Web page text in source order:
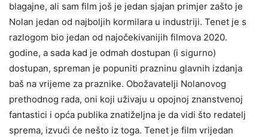
blagajne, ali sam film još je jedan sjajan primjer zašto je
Nolan jedan od najboljih kormilara u industriji. Tenet je s
razlogom bio jedan od najočekivanijih filmova 2020.
godine, a sada kad je odmah dostupan (i sigurno)
dostupan, spreman je popuniti prazninu glavnih izdanja
baš na vrijeme za praznike. Obožavatelji Nolanovog
prethodnog rada, oni koji uživaju u opojnoj znanstvenoj
fantastici i opća publika znatiželjna je da vidi što redatelj
sprema, izvući će nešto iz toga. Tenet je film vrijedan